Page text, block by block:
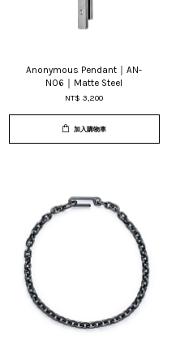
Anonymous Pendant｜AN-
N06｜Matte Steel
NT$ 3,200
加入購物車